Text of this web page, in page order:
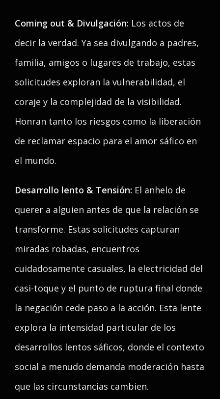
Coming out & Divulgación: Los actos de
decir la verdad. Ya sea divulgando a padres,
familia, amigos o lugares de trabajo, estas
solicitudes exploran la vulnerabilidad, el
coraje y la complejidad de la visibilidad.
Honran tanto los riesgos como la liberación
de reclamar espacio para el amor sáfico en
el mundo.
Desarrollo lento & Tensión: El anhelo de
querer a alguien antes de que la relación se
transforme. Estas solicitudes capturan
miradas robadas, encuentros
cuidadosamente casuales, la electricidad del
casi-toque y el punto de ruptura final donde
la negación cede paso a la acción. Esta lente
explora la intensidad particular de los
desarrollos lentos sáficos, donde el contexto
social a menudo demanda moderación hasta
que las circunstancias cambien.